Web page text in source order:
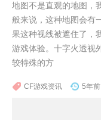
地图不是直观的地图，
般来说，这种地图会有
果这种视线被遮住了，
游戏体验。十字火透视
较特殊的方
CF游戏资讯 5年